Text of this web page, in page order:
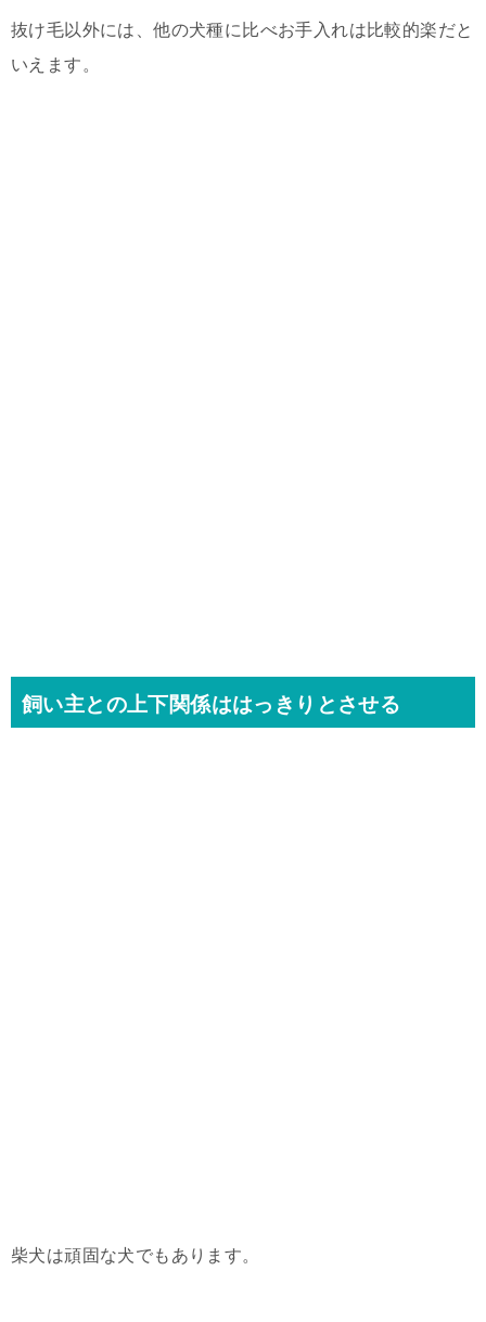
抜け毛以外には、他の犬種に比べお手入れは比較的楽だと
いえます。
飼い主との上下関係ははっきりとさせる
柴犬は頑固な犬でもあります。